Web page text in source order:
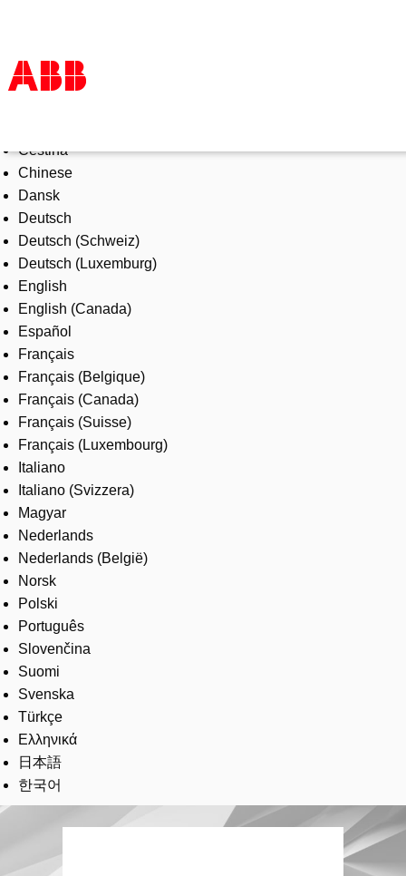
Products & Solutions
Industries
Services
About us
Where to buy
Contact us
Careers
Čeština
Chinese
Dansk
Deutsch
Deutsch (Schweiz)
Deutsch (Luxemburg)
English
English (Canada)
Español
Français
Français (Belgique)
Français (Canada)
Français (Suisse)
Français (Luxembourg)
Italiano
Italiano (Svizzera)
Magyar
Nederlands
Nederlands (België)
Norsk
Polski
Português
Slovenčina
Suomi
Svenska
Türkçe
Ελληνικά
日本語
한국어